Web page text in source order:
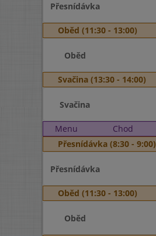
Přesnídávka
Oběd (11:30 - 13:00)
Oběd
Svačina (13:30 - 14:00)
Svačina
Menu Chod
Přesnídávka (8:30 - 9:00)
Přesnídávka
Oběd (11:30 - 13:00)
Oběd